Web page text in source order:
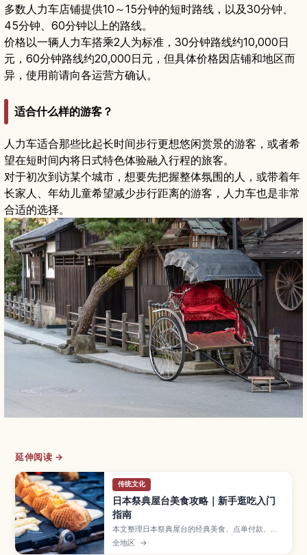
多数人力车店铺提供10～15分钟的短时路线，以及30分钟、
45分钟、60分钟以上的路线。
价格以一辆人力车搭乘2人为标准，30分钟路线约10,000日
元，60分钟路线约20,000日元，但具体价格因店铺和地区而
异，使用前请向各运营方确认。
适合什么样的游客？
人力车适合那些比起长时间步行更想悠闲赏景的游客，或者希
望在短时间内将日式特色体验融入行程的旅客。
对于初次到访某个城市，想要先把握整体氛围的人，或带着年
长家人、年幼儿童希望减少步行距离的游客，人力车也是非常
合适的选择。
延伸阅读 →
传统文化
日本祭典屋台美食攻略｜新手逛吃入门
指南
本文整理日本祭典屋台的经典美食、点单付款、边
走边吃礼仪与垃圾处理要点，方便新手轻松逛吃。
全地区 →